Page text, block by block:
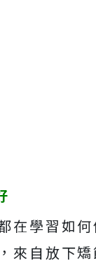
在學習如
來自放下